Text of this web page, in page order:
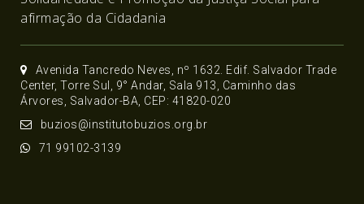
afirmação da Cidadania
Avenida Tancredo Neves, nº 1632. Edif. Salvador Trade
Center, Torre Sul, 9° Andar, Sala 913, Caminho das
Árvores, Salvador-BA, CEP: 41820-020
buzios@institutobuzios.org.br
71 99102-3139